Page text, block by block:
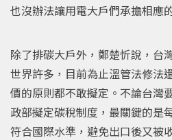
也沒辦法讓用電大戶們承擔相應
除了排碳大戶外，鄭楚忻說，台
世界許多，目前為止溫管法修法
價的原則都不敢擬定。不論台灣
政部擬定碳稅制度，最關鍵的是
符合國際水準，避免出口後又被